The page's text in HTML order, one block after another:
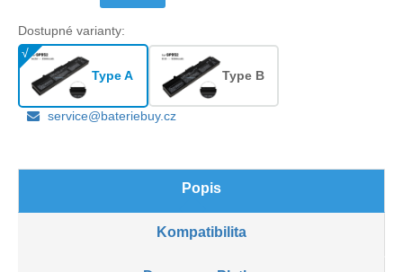
Dostupné varianty:
Type A Type B
service@bateriebuy.cz
Popis
Kompatibilita